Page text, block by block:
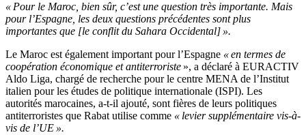
« Pour le Maroc, bien sûr, c’est une question très importante. Mais
pour l’Espagne, les deux questions précédentes sont plus
importantes que [le conflit du Sahara Occidental] ».
Le Maroc est également important pour l’Espagne « en termes de
coopération économique et antiterroriste », a déclaré à EURACTIV
Aldo Liga, chargé de recherche pour le centre MENA de l’Institut
italien pour les études de politique internationale (ISPI). Les
autorités marocaines, a-t-il ajouté, sont fières de leurs politiques
antiterroristes que Rabat utilise comme « levier supplémentaire vis-à-
vis de l’UE ».